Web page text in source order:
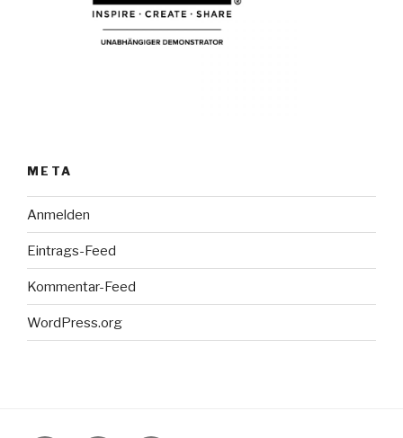
META
Anmelden
Eintrags-Feed
Kommentar-Feed
WordPress.org